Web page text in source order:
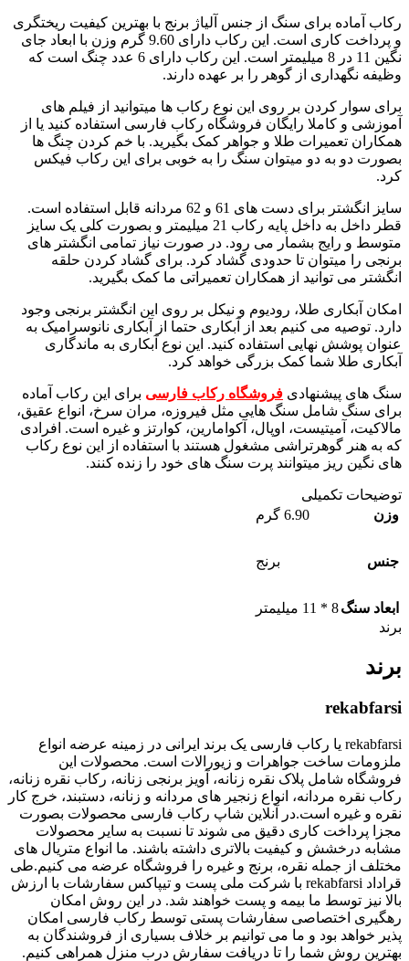
رکاب آماده برای سنگ از جنس آلیاژ برنج با بهترین کیفیت ریختگری
و پرداخت کاری است. این رکاب دارای 9.60 گرم وزن با ابعاد جای
نگین 11 در 8 میلیمتر است. این رکاب دارای 6 عدد چنگ است که
وظیفه نگهداری از گوهر را بر عهده دارند.
برای سوار کردن بر روی این نوع رکاب ها میتوانید از فیلم های
آموزشی و کاملا رایگان فروشگاه رکاب فارسی استفاده کنید یا از
همکاران تعمیرات طلا و جواهر کمک بگیرید. با خم کردن چنگ ها
بصورت دو به دو میتوان سنگ را به خوبی برای این رکاب فیکس
کرد.
سایز انگشتر برای دست های 61 و 62 مردانه قابل استفاده است.
قطر داخل به داخل پایه رکاب 21 میلیمتر و بصورت کلی یک سایز
متوسط و رایج بشمار می رود. در صورت نیاز تمامی انگشتر های
برنجی را میتوان تا حدودی گشاد کرد. برای گشاد کردن حلقه
انگشتر می توانید از همکاران تعمیراتی ما کمک بگیرید.
امکان آبکاری طلا، رودیوم و نیکل بر روی این انگشتر برنجی وجود
دارد. توصیه می کنیم بعد از آبکاری حتما از آبکاری نانوسرامیک به
عنوان پوشش نهایی استفاده کنید. این نوع آبکاری به ماندگاری
آبکاری طلا شما کمک بزرگی خواهد کرد.
سنگ های پیشنهادی فروشگاه رکاب فارسی برای این رکاب آماده
برای سنگ شامل سنگ هایی مثل فیروزه، مران سرخ، انواع عقیق،
مالاکیت، آمیتیست، اوپال، آکوامارین، کوارتز و غیره است. افرادی
که به هنر گوهرتراشی مشغول هستند با استفاده از این نوع رکاب
های نگین ریز میتوانند پرت سنگ های خود را زنده کنند.
توضیحات تکمیلی
وزن
6.90 گرم
جنس برنج
ابعاد سنگ8 * 11 میلیمتر
برند
برند
rekabfarsi
rekabfarsi یا رکاب فارسی یک برند ایرانی در زمینه عرضه انواع
ملزومات ساخت جواهرات و زیورالات است. محصولات این
فروشگاه شامل پلاک نقره زنانه، آویز برنجی زنانه، رکاب نقره زنانه،
رکاب نقره مردانه، انواع زنجیر های مردانه و زنانه، دستبند، خرج کار
نقره و غیره است.در آنلاین شاپ رکاب فارسی محصولات بصورت
مجزا پرداخت کاری دقیق می شوند تا نسبت به سایر محصولات
مشابه درخشش و کیفیت بالاتری داشته باشند. ما انواع متریال های
مختلف از جمله نقره، برنج و غیره را فروشگاه عرضه می کنیم.طی
قراداد rekabfarsi با شرکت ملی پست و تیپاکس سفارشات با ارزش
بالا نیز توسط ما بیمه و پست خواهند شد. در این روش امکان
رهگیری اختصاصی سفارشات پستی توسط رکاب فارسی امکان
پذیر خواهد بود و ما می توانیم بر خلاف بسیاری از فروشندگان به
بهترین روش شما را تا دریافت سفارش درب منزل همراهی کنیم.